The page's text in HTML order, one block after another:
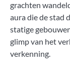
grachten
aura die de stad
statige
glimp van het
verkenning.